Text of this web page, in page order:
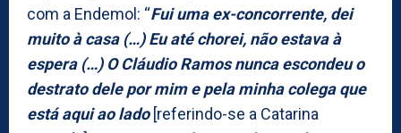
com a Endemol: “Fui uma ex-concorrente, dei
muito à casa (…) Eu até chorei, não estava à
espera (…) O Cláudio Ramos nunca escondeu o
destrato dele por mim e pela minha colega que
está aqui ao lado[referindo-se a Catarina